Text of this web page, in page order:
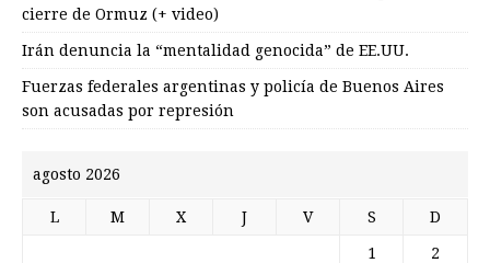
cierre de Ormuz (+ video)
Irán denuncia la “mentalidad genocida” de EE.UU.
Fuerzas federales argentinas y policía de Buenos Aires
son acusadas por represión
agosto 2026
L M X J V S D
1 2